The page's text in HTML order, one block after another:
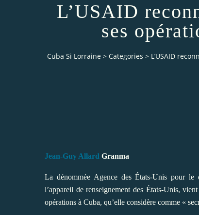
L’USAID
ses
Cuba Si Lorraine > Categories > L’USAID
Jean-Guy Allard Granma
La dénommée Agence des États-Unis pour le
l’appareil de renseignement des États-Unis,
opérations à Cuba, qu’elle considère comme «